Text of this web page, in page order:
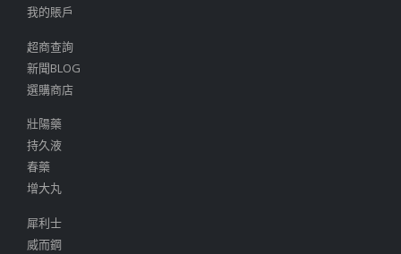
我的賬戶
超商查詢
新聞BLOG
選購商店
壯陽藥
持久液
春藥
增大丸
犀利士
威而鋼